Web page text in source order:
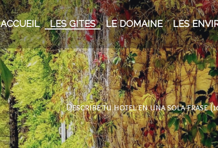
ACCUEIL LES GITES LE DOMAINE LES
Describe tu hotel en una sola frase